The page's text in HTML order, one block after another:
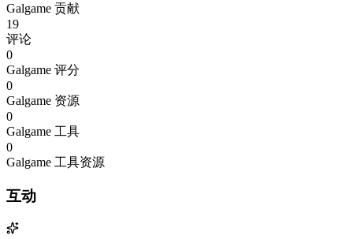
Galgame 贡献
19
评论
0
Galgame 评分
0
Galgame 资源
0
Galgame 工具
0
Galgame 工具资源
互动